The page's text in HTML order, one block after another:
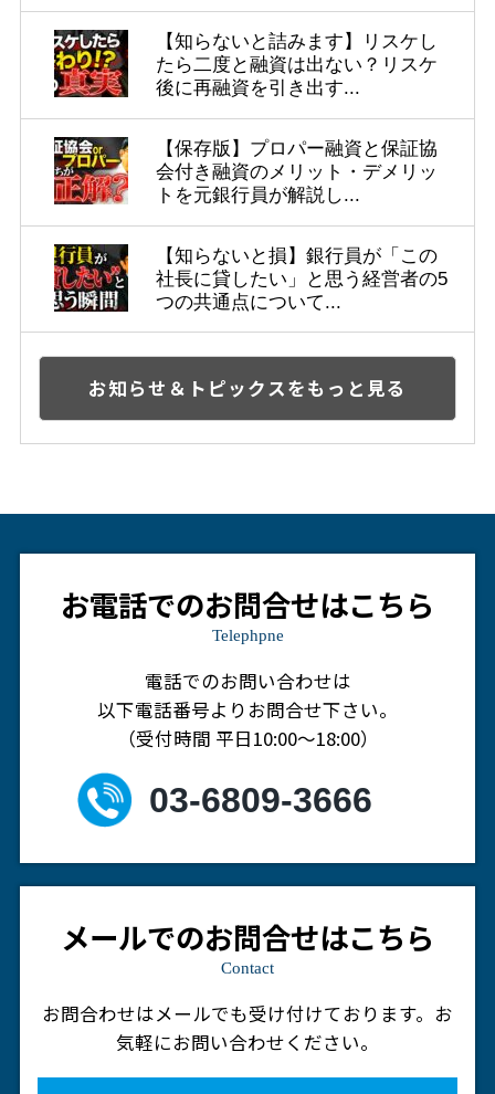
【知らないと詰みます】リスケし
たら二度と融資は出ない？リスケ
後に再融資を引き出す...
【保存版】プロパー融資と保証協
会付き融資のメリット・デメリッ
トを元銀行員が解説し...
【知らないと損】銀行員が「この
社長に貸したい」と思う経営者の5
つの共通点について...
お知らせ＆トピックスをもっと見る
お電話でのお問合せはこちら
Telephpne
電話でのお問い合わせは
以下電話番号よりお問合せ下さい。
（受付時間 平日10:00～18:00）
03-6809-3666
メールでのお問合せはこちら
Contact
お問合わせはメールでも受け付けております。 お
気軽にお問い合わせください。